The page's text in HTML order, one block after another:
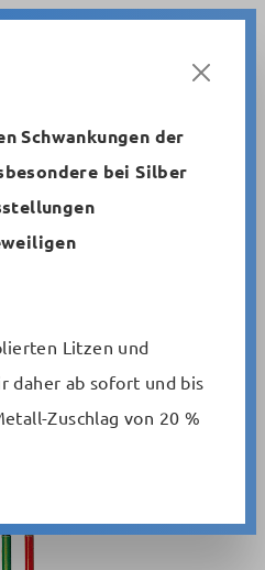
isoliert für 250V
verzinnt MTZ
1929
Schwankungen der
bei Silber
Litzen und
daher ab sofort und bis
Zuschlag von 20 %